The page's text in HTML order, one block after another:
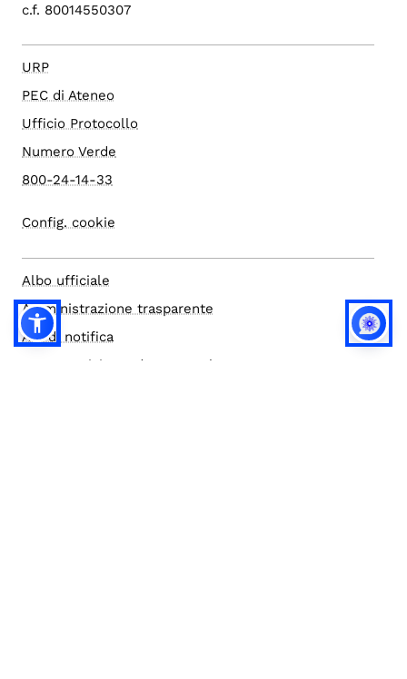
c.f. 80014550307
URP
PEC di Ateneo
Ufficio Protocollo
Numero Verde
800-24-14-33
Config. cookie
Albo ufficiale
Amministrazione trasparente
Atti di notifica
Accesso civico e documentale